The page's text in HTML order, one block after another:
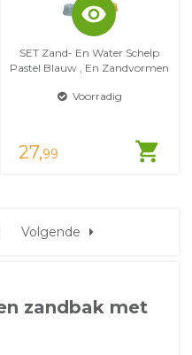
visibility
shopping_cart
SET Zand- En Water Schelp
Pastel Blauw , En Zandvormen
Voorradig
27,99
Volgende
zandbak met